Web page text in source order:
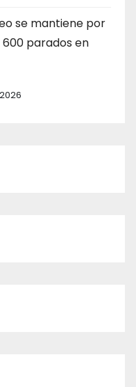
se mantiene por
parados en